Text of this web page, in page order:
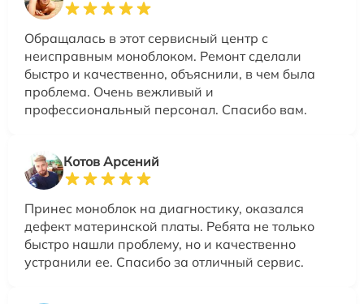
Обращалась в этот сервисный центр с
неисправным моноблоком. Ремонт сделали
быстро и качественно, объяснили, в чем была
проблема. Очень вежливый и
профессиональный персонал. Спасибо вам.
Котов Арсений
Принес моноблок на диагностику, оказался
дефект материнской платы. Ребята не только
быстро нашли проблему, но и качественно
устранили ее. Спасибо за отличный сервис.